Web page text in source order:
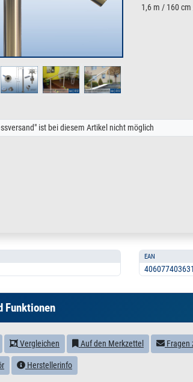
1,6 m / 160
ist bei diesem Artikel nicht möglich
EAN
Funktionen
Vergleichen Auf den Merkzettel Fragen
Herstellerinfo